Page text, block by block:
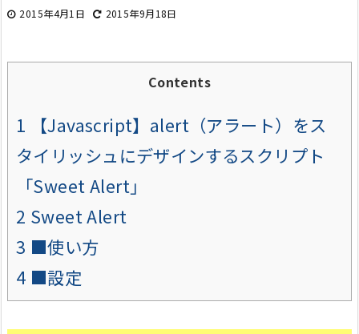
2015年4月1日 2015年9月18日
Contents
1 【Javascript】alert（アラート）をス
タイリッシュにデザインするスクリプト
「Sweet Alert」
2 Sweet Alert
3 ■使い方
4 ■設定